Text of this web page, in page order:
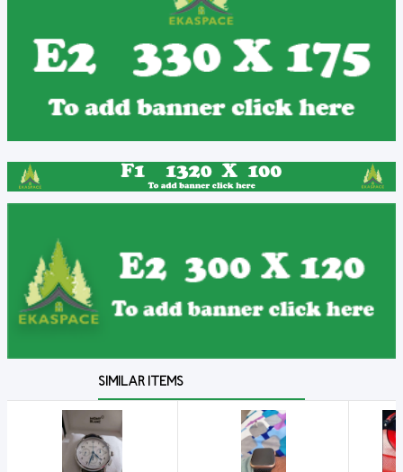
SIMILAR ITEMS